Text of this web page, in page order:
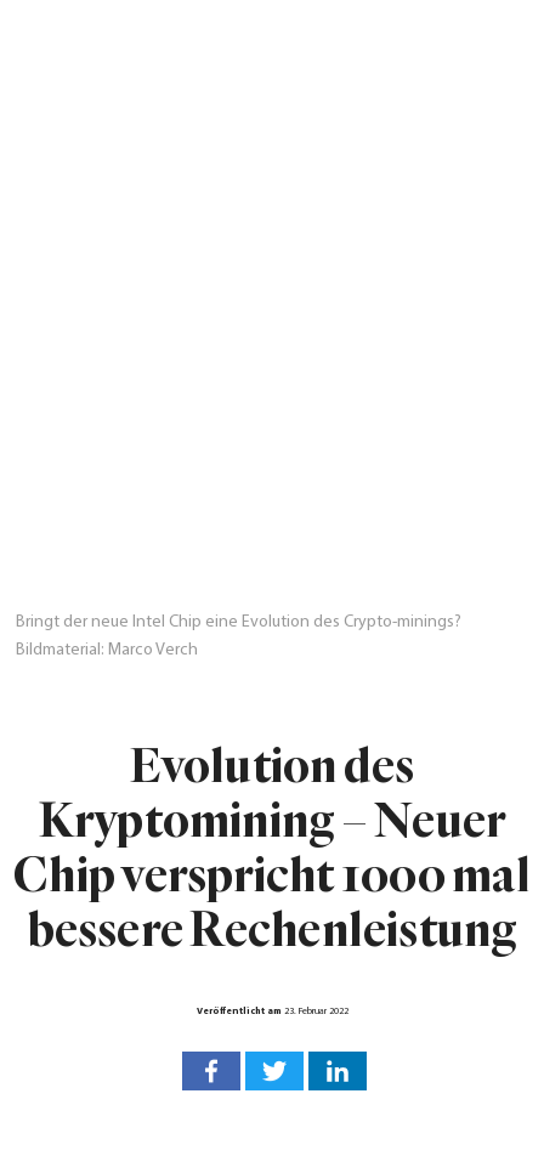
Bringt der neue Intel Chip eine Evolution des Crypto-minings?
Bildmaterial: Marco Verch
Evolution des
Kryptomining – Neuer
Chip verspricht 1000 mal
bessere Rechenleistung
Veröffentlicht am 23. Februar 2022